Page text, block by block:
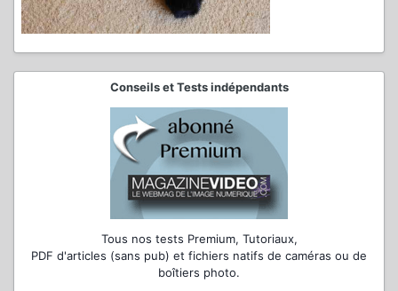
Conseils et Tests indépendants
Tous nos tests Premium, Tutoriaux,
PDF d'articles (sans pub) et fichiers natifs de caméras ou de
boîtiers photo.